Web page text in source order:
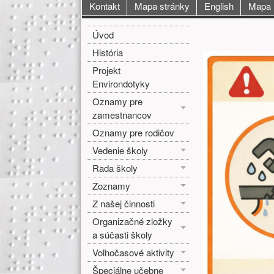
Hlavné menu
Kontakt Mapa stránky English Mapa
Bočné menu
Úvod
História
Projekt
Environdotyky
Oznamy pre
zamestnancov
Oznamy pre rodičov
Vedenie školy
Rada školy
Zoznamy
Z našej činnosti
Organizačné zložky
a súčasti školy
Voľnočasové aktivity
Špeciálne učebne